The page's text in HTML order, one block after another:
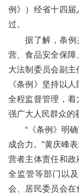
例》）经省十四届
过。
据了解，条
营、食品安全保障
大法制委员会副主
《条例》坚持以
全程监督管理，着
强广大人民群众的
“《条例》明
成合力。”黄庆峰
营者主体责任和政
全监管等部门以
会、居民委员会在